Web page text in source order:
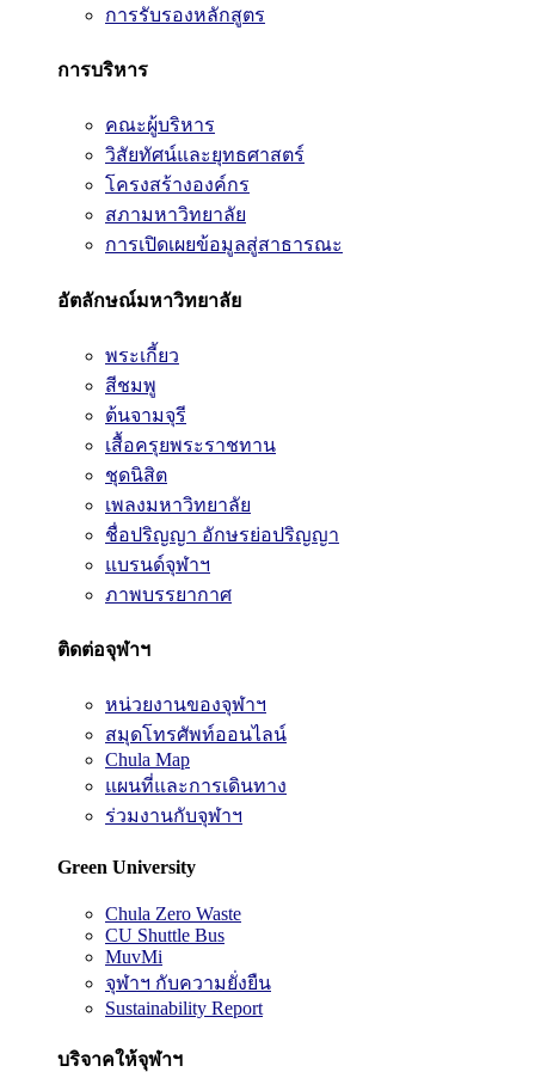
การรับรองหลักสูตร
การบริหาร
คณะผู้บริหาร
วิสัยทัศน์และยุทธศาสตร์
โครงสร้างองค์กร
สภามหาวิทยาลัย
การเปิดเผยข้อมูลสู่สาธารณะ
อัตลักษณ์มหาวิทยาลัย
พระเกี้ยว
สีชมพู
ต้นจามจุรี
เสื้อครุยพระราชทาน
ชุดนิสิต
เพลงมหาวิทยาลัย
ชื่อปริญญา อักษรย่อปริญญา
แบรนด์จุฬาฯ
ภาพบรรยากาศ
ติดต่อจุฬาฯ
หน่วยงานของจุฬาฯ
สมุดโทรศัพท์ออนไลน์
Chula Map
แผนที่และการเดินทาง
ร่วมงานกับจุฬาฯ
Green University
Chula Zero Waste
CU Shuttle Bus
MuvMi
จุฬาฯ กับความยั่งยืน
Sustainability Report
บริจาคให้จุฬาฯ